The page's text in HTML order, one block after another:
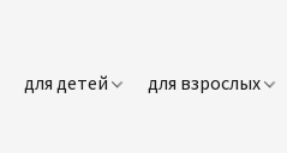
для детей для взрослых